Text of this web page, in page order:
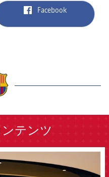
label.aria.facebook
Facebook
テンツ
Barcelona badge